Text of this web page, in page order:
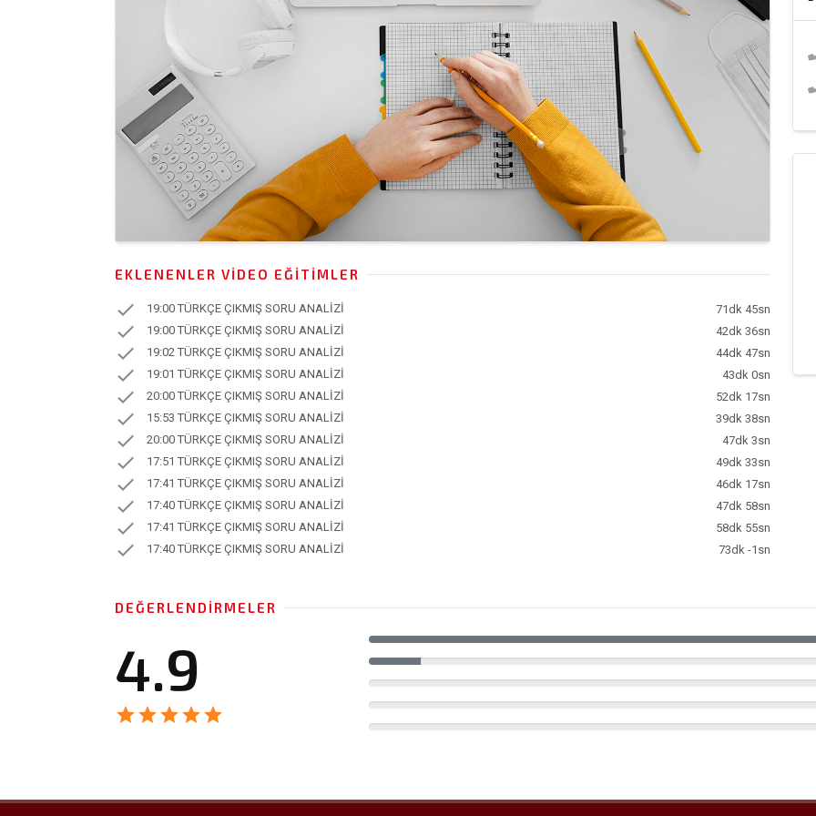
EKLENENLER VIDEO EĞITIMLER
check 19:00 TÜRKÇE ÇIKMIŞ SORU ANALİZİ 71dk 45sn
check 19:00 TÜRKÇE ÇIKMIŞ SORU ANALİZİ 42dk 36sn
check 19:02 TÜRKÇE ÇIKMIŞ SORU ANALİZİ 44dk 47sn
check 19:01 TÜRKÇE ÇIKMIŞ SORU ANALİZİ 43dk 0sn
check 20:00 TÜRKÇE ÇIKMIŞ SORU ANALİZİ 52dk 17sn
check 15:53 TÜRKÇE ÇIKMIŞ SORU ANALİZİ 39dk 38sn
check 20:00 TÜRKÇE ÇIKMIŞ SORU ANALİZİ 47dk 3sn
check 17:51 TÜRKÇE ÇIKMIŞ SORU ANALİZİ 49dk 33sn
check 17:41 TÜRKÇE ÇIKMIŞ SORU ANALİZİ 46dk 17sn
check 17:40 TÜRKÇE ÇIKMIŞ SORU ANALİZİ 47dk 58sn
check 17:41 TÜRKÇE ÇIKMIŞ SORU ANALİZİ 58dk 55sn
check 17:40 TÜRKÇE ÇIKMIŞ SORU ANALİZİ 73dk -1sn
DEĞERLENDIRMELER
4.9
starstarstarstarstar